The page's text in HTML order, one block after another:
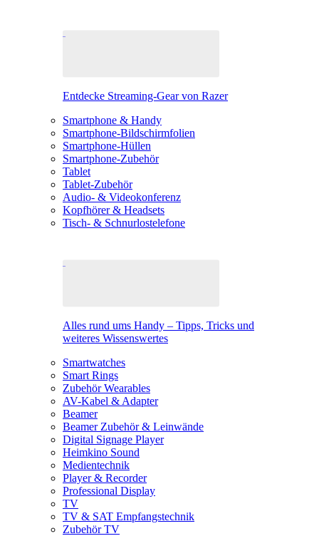
Entdecke Streaming-Gear von Razer
Smartphone & Handy
Smartphone-Bildschirmfolien
Smartphone-Hüllen
Smartphone-Zubehör
Tablet
Tablet-Zubehör
Audio- & Videokonferenz
Kopfhörer & Headsets
Tisch- & Schnurlostelefone
Alles rund ums Handy – Tipps, Tricks und
weiteres Wissenswertes
Smartwatches
Smart Rings
Zubehör Wearables
AV-Kabel & Adapter
Beamer
Beamer Zubehör & Leinwände
Digital Signage Player
Heimkino Sound
Medientechnik
Player & Recorder
Professional Display
TV
TV & SAT Empfangstechnik
Zubehör TV